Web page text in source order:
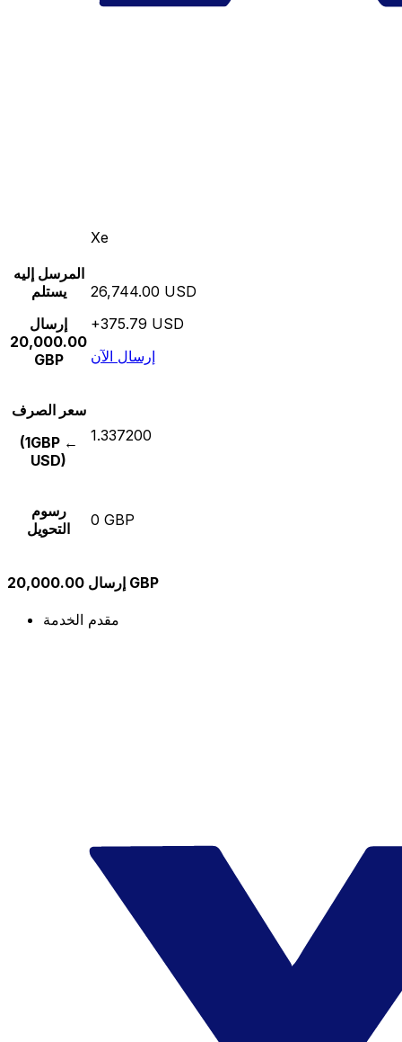
Xe
المرسل إليه
يستلم
إرسال
20,000.00
GBP
26,744.00 USD
+375.79 USD
إرسال الآن
سعر الصرف
(1GBP ←
USD)
1.337200
رسوم
التحويل
0 GBP
إرسال 20,000.00 GBP
مقدم الخدمة